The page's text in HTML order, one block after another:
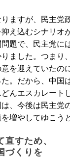
ますが、民主党
え込むシナリオ
題で、民主党に
ました。つまり
を迎えていたの
。だから、中国
んエスカレート
、今後は民主党
増やしてゆこう
直すため、
づくりを